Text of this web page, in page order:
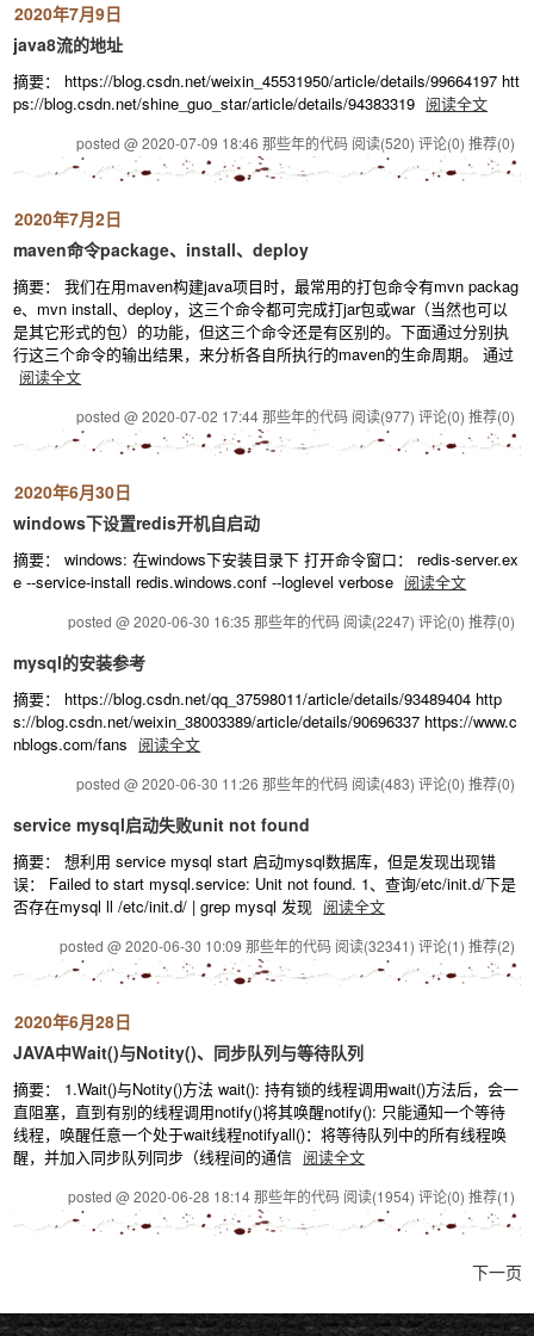
2020年7月9日
java8流的地址
摘要： https://blog.csdn.net/weixin_45531950/article/details/99664197 htt
ps://blog.csdn.net/shine_guo_star/article/details/94383319 阅读全文
posted @ 2020-07-09 18:46 那些年的代码 阅读(520) 评论(0) 推荐(0)
2020年7月2日
maven命令package、install、deploy
摘要： 我们在用maven构建java项目时，最常用的打包命令有mvn packag
e、mvn install、deploy，这三个命令都可完成打jar包或war（当然也可以
是其它形式的包）的功能，但这三个命令还是有区别的。下面通过分别执
行这三个命令的输出结果，来分析各自所执行的maven的生命周期。 通过
阅读全文
posted @ 2020-07-02 17:44 那些年的代码 阅读(977) 评论(0) 推荐(0)
2020年6月30日
windows下设置redis开机自启动
摘要： windows: 在windows下安装目录下 打开命令窗口： redis-server.ex
e --service-install redis.windows.conf --loglevel verbose 阅读全文
posted @ 2020-06-30 16:35 那些年的代码 阅读(2247) 评论(0) 推荐(0)
mysql的安装参考
摘要： https://blog.csdn.net/qq_37598011/article/details/93489404 http
s://blog.csdn.net/weixin_38003389/article/details/90696337 https://www.c
nblogs.com/fans 阅读全文
posted @ 2020-06-30 11:26 那些年的代码 阅读(483) 评论(0) 推荐(0)
service mysql启动失败unit not found
摘要： 想利用 service mysql start 启动mysql数据库，但是发现出现错
误： Failed to start mysql.service: Unit not found. 1、查询/etc/init.d/下是
否存在mysql ll /etc/init.d/ | grep mysql 发现 阅读全文
posted @ 2020-06-30 10:09 那些年的代码 阅读(32341) 评论(1) 推荐(2)
2020年6月28日
JAVA中Wait()与Notity()、同步队列与等待队列
摘要： 1.Wait()与Notity()方法 wait(): 持有锁的线程调用wait()方法后，会一
直阻塞，直到有别的线程调用notify()将其唤醒notify(): 只能通知一个等待
线程，唤醒任意一个处于wait线程notifyall()：将等待队列中的所有线程唤
醒，并加入同步队列同步（线程间的通信 阅读全文
posted @ 2020-06-28 18:14 那些年的代码 阅读(1954) 评论(0) 推荐(1)
下一页